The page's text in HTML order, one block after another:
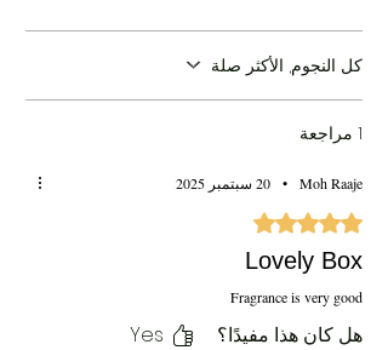
17099/- INR (Inclusive of all taxes &
كل النجوم, الأكثر صلة
1 مراجعة
Moh Raaje
• 20 سبتمبر 2025
تم التقييم بـ 5 من أصل 5 نجوم.
Lovely Box
Fragrance is very good
هل كان هذا مفيدًا؟ Yes